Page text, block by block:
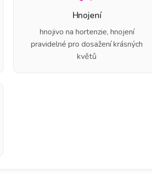
Hnojení
hnojivo na hortenzie, hnojení
pravidelné pro dosažení krásných
květů